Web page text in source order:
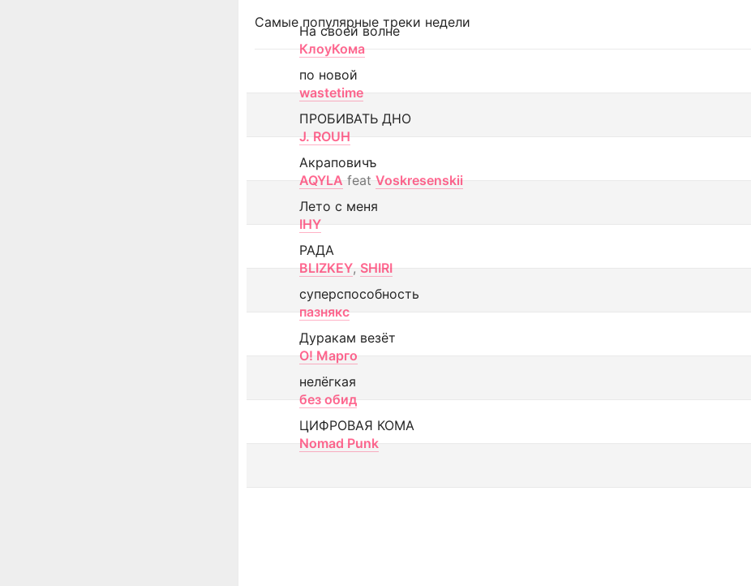
Самые популярные треки недели
На своей волне
КлоуКома
по новой
wastetime
ПРОБИВАТЬ ДНО
J. ROUH
Акраповичъ
AQYLA feat Voskresenskii
Лето с меня
IHY
РАДА
BLIZKEY, SHIRI
суперспособность
пазнякс
Дуракам везёт
О! Марго
нелёгкая
без обид
ЦИФРОВАЯ КОМА
Nomad Punk